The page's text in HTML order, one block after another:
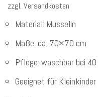
zzgl. Versandkosten
Material: Musselin
Maße: ca. 70×70 cm
Pflege: waschbar bei
Geeignet für Kleinkinder